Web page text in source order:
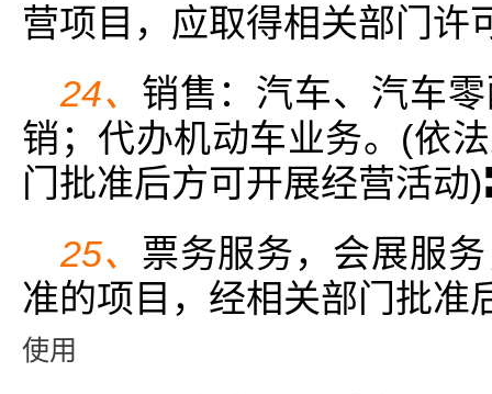
营项目，应取得相关部门许
24、 销售：汽车、汽车
销；代办机动车业务。(依
门批准后方可开展经营活动)
25、 票务服务，会展服
准的项目，经相关部门批准
使用